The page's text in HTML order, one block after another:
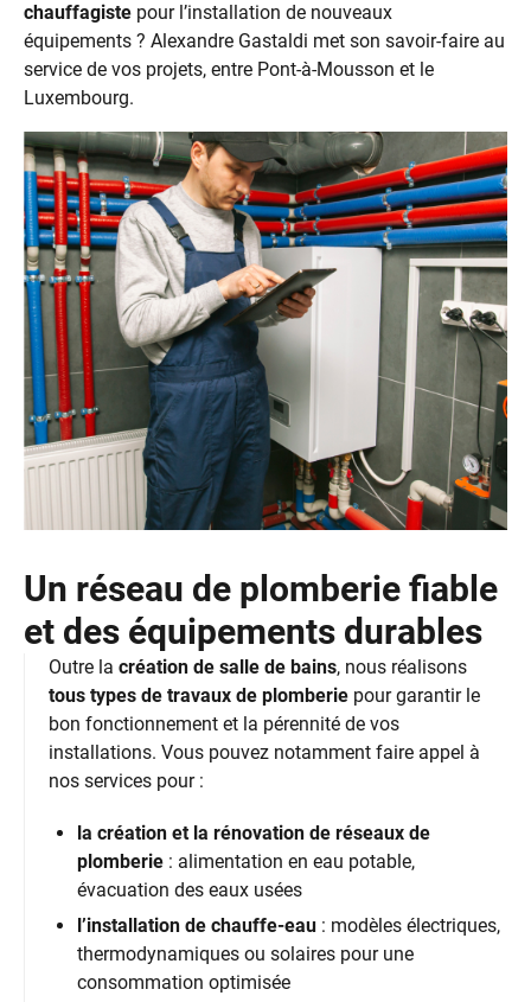
chauffagiste pour l’installation de nouveaux
équipements ? Alexandre Gastaldi met son savoir-faire au
service de vos projets, entre Pont-à-Mousson et le
Luxembourg.
Un réseau de plomberie fiable
et des équipements durables
Outre la création de salle de bains, nous réalisons
tous types de travaux de plomberie pour garantir le
bon fonctionnement et la pérennité de vos
installations. Vous pouvez notamment faire appel à
nos services pour :
la création et la rénovation de réseaux de
plomberie : alimentation en eau potable,
évacuation des eaux usées
l’installation de chauffe-eau : modèles électriques,
thermodynamiques ou solaires pour une
consommation optimisée